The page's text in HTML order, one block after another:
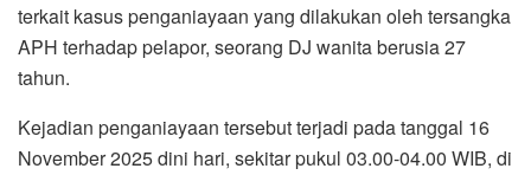
terkait kasus penganiayaan yang dilakukan oleh tersangka
APH terhadap pelapor, seorang DJ wanita berusia 27
tahun.
Kejadian penganiayaan tersebut terjadi pada tanggal 16
November 2025 dini hari, sekitar pukul 03.00-04.00 WIB, di